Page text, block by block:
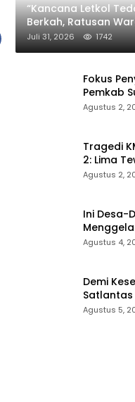
“Kancana Letkol
Berkah, Ratusan
Terima Nasi Bungkus
Juli 31, 2026 1742
Fokus
Pemkab
Tim
Agustus 2,
Tragedi
2: Lima
Agustus 2,
Ini Desa-
2027 di
Agustus 4,
Demi
Latihan
Agustus 5,